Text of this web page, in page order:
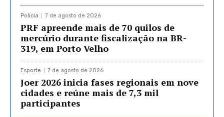
Policia 7 de agosto de 2026
PRF apreende mais de 70 quilos de
mercúrio durante fiscalização na BR-
319, em Porto Velho
Esporte 7 de agosto de 2026
Joer 2026 inicia fases regionais em nove
cidades e reúne mais de 7,3 mil
participantes